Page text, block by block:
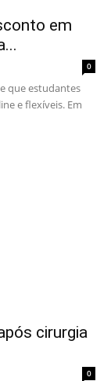
em
0
que estudantes
e flexíveis. Em
cirurgia
0